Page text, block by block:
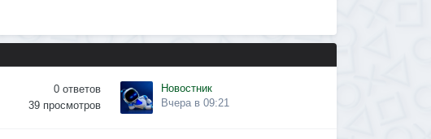
0 ответов
39 просмотров
Новостник
Вчера в 09:21